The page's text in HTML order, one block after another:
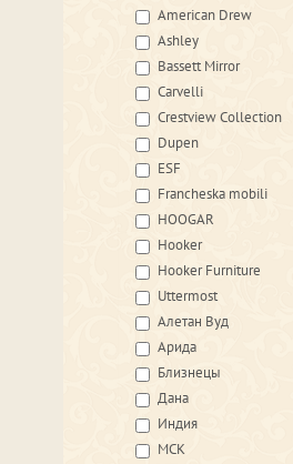
American Drew
Ashley
Bassett Mirror
Carvelli
Crestview Collection
Dupen
ESF
Francheska mobili
HOOGAR
Hooker
Hooker Furniture
Uttermost
Алетан Вуд
Арида
Близнецы
Дана
Индия
МСК